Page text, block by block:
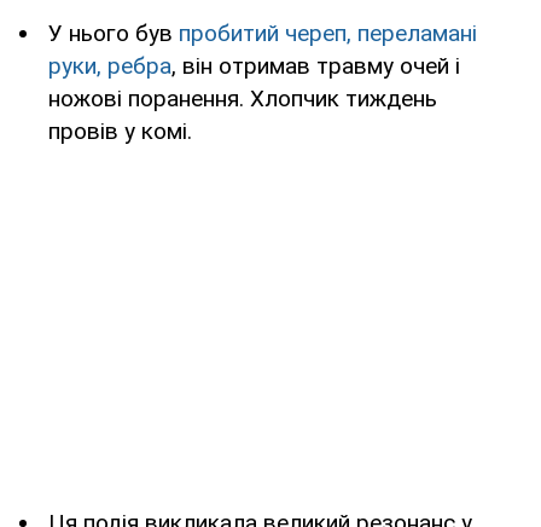
У нього був пробитий череп, переламані
руки, ребра, він отримав травму очей і
ножові поранення. Хлопчик тиждень
провів у комі.